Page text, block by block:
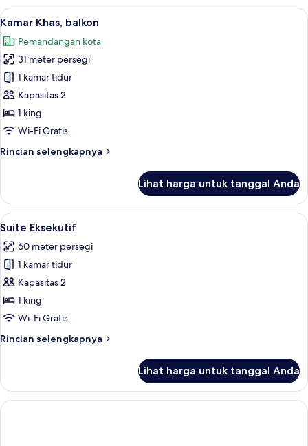
Klasik,
balkon
Lihat
semua
foto
untuk
Kamar
Khas,
balkon
Kamar Khas, balkon | 1 kamar tidur,
4
Kamar Khas, balkon
Pemandangan kota
31 meter persegi
1 kamar tidur
Kapasitas 2
1 king
Wi-Fi Gratis
Rincian selengkapnya
Rincian
Kamar
Khas,
balkon
Lihat harga untuk tanggal Anda
Lihat
semua
foto
untuk
Suite
Eksekutif
Suite Eksekutif | 1 kamar tidur,
10
Suite Eksekutif
60 meter persegi
1 kamar tidur
Kapasitas 2
1 king
Wi-Fi Gratis
Rincian selengkapnya
Rincian
Suite
Eksekutif
Lihat harga untuk tanggal Anda